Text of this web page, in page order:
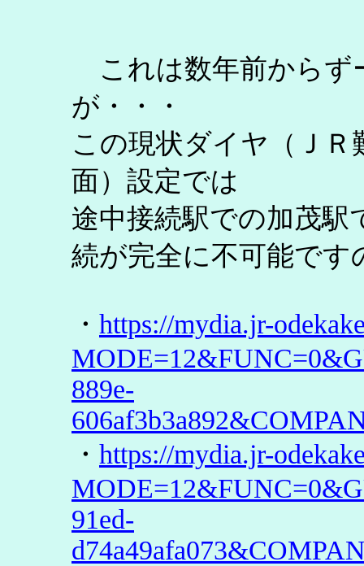
これは数年前からず
が・・・
この現状ダイヤ（Ｊ
面）設定では
途中接続駅での加茂駅
続が完全に不可能です
・ https://mydia.jr-
889e-
・ https://mydia.jr-
91ed-